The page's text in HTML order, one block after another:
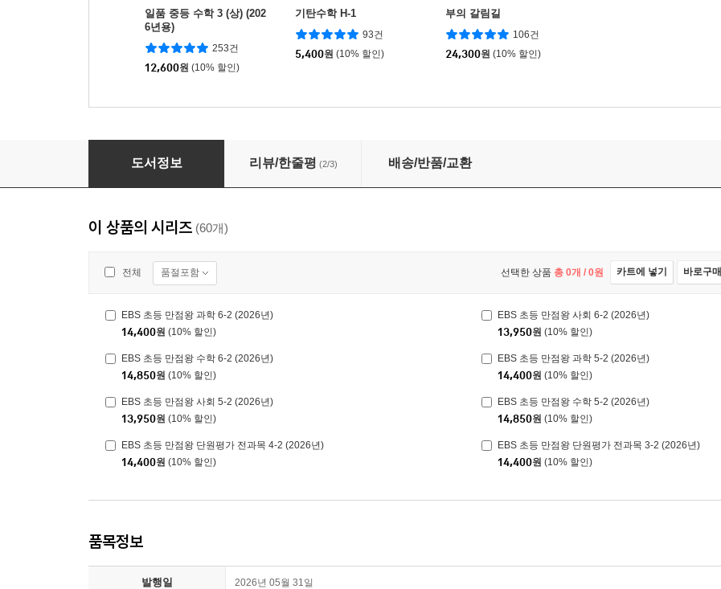
일품 중등 수학 3 (상) (202
6년용)
253건
12,600원 (10% 할인)
기탄수학 H-1
93건
5,400원 (10% 할인)
부의 갈림길
106건
24,300원 (10% 할인)
EBS 초등 만점왕 통합본 국어·사회·과학 4-2 (2026년)
도서정보 리뷰/한줄평 (2/3) 배송/반품/교환
이 상품의 시리즈 (60개)
전체 품절포함 선택한 상품 총 0개 / 0원 카트에 넣기 바로구매
EBS 초등 만점왕 과학 6-2 (2026년)
14,400원 (10% 할인)
EBS 초등 만점왕 사회 6-2 (2026년)
13,950원 (10% 할인)
EBS 초등 만점왕 수학 6-2 (2026년)
14,850원 (10% 할인)
EBS 초등 만점왕 과학 5-2 (2026년)
14,400원 (10% 할인)
EBS 초등 만점왕 사회 5-2 (2026년)
13,950원 (10% 할인)
EBS 초등 만점왕 수학 5-2 (2026년)
14,850원 (10% 할인)
EBS 초등 만점왕 단원평가 전과목 4-2 (2026년)
14,400원 (10% 할인)
EBS 초등 만점왕 단원평가 전과목 3-2 (2026년)
14,400원 (10% 할인)
품목정보
발행일 2026년 05월 31일